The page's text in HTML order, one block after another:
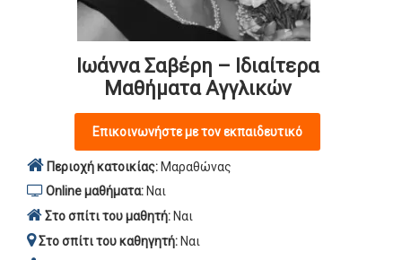
Ιωάννα Σαβέρη – Ιδιαίτερα
Μαθήματα Αγγλικών
Επικοινωνήστε με τον εκπαιδευτικό
Περιοχή κατοικίας: Μαραθώνας
Online μαθήματα: Ναι
Στο σπίτι του μαθητή: Ναι
Στο σπίτι του καθηγητή: Ναι